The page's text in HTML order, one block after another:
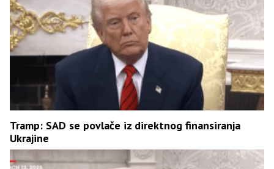
Tramp: SAD se povlače iz direktnog finansiranja
Ukrajine